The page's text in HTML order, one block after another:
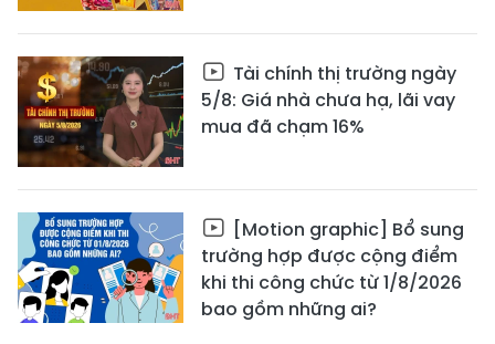
Tài chính thị trường ngày
5/8: Giá nhà chưa hạ, lãi vay
mua đã chạm 16%
[Motion graphic] Bổ sung
trường hợp được cộng điểm
khi thi công chức từ 1/8/2026
bao gồm những ai?